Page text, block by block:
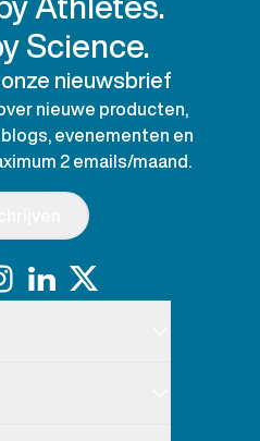
Science.
nieuwsbrief
nieuwe producten,
evenementen en
2 emails/maand.